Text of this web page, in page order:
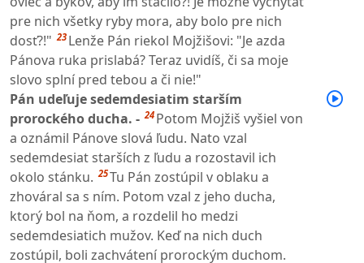
pre nich všetky ryby mora, aby bolo pre nich
dosť?!" 23 Lenže Pán riekol Mojžišovi: "Je azda
Pánova ruka prislabá? Teraz uvidíš, či sa moje
slovo splní pred tebou a či nie!"
Pán udeľuje sedemdesiatim starším
prorockého ducha. - 24 Potom Mojžiš vyšiel von
a oznámil Pánove slová ľudu. Nato vzal
sedemdesiat starších z ľudu a rozostavil ich
okolo stánku. 25Tu Pán zostúpil v oblaku a
zhováral sa s ním. Potom vzal z jeho ducha,
ktorý bol na ňom, a rozdelil ho medzi
sedemdesiatich mužov. Keď na nich duch
zostúpil, boli zachvátení prorockým duchom.